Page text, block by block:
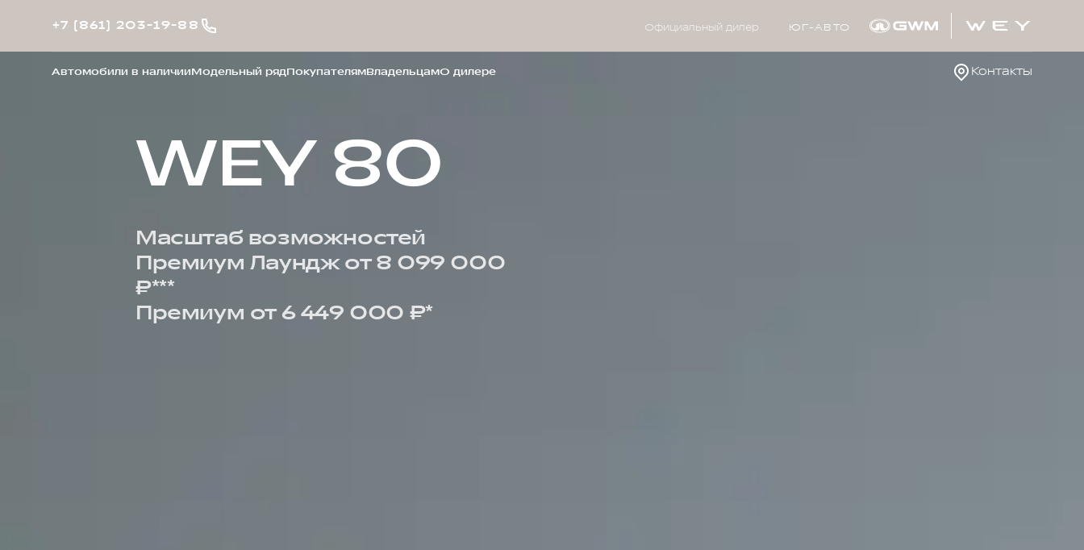
Официальный дилер ЮГ-АВТО
Контакты
+7 (861) 203-19-88
Автомобили в наличииМодельный рядПокупателямВладельцамО дилере
WEY 80
Масштаб возможностей
Премиум Лаундж от 8 099 000
₽***
Премиум от 6 449 000 ₽*